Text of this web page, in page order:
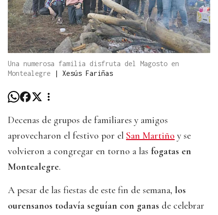
Una numerosa familia disfruta del Magosto en
Montealegre
| Xesús Fariñas
Decenas de grupos de familiares y amigos
aprovecharon el festivo por el San Martiño y se
volvieron a congregar en torno a las fogatas en
Montealegre.
A pesar de las fiestas de este fin de semana, los
ourensanos todavía seguían con ganas de celebrar